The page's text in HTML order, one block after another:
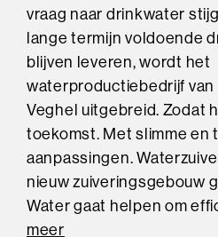
vraag naar drinkwater
lange termijn voldoende
blijven leveren, wordt het
waterproductiebedrijf van
Veghel uitgebreid. Zodat
toekomst. Met slimme en
aanpassingen.
nieuw zuiveringsgebouw
Water gaat helpen om
meer